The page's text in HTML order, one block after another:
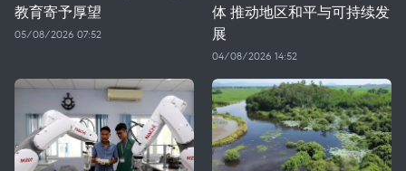
教育寄予厚望
05/08/2026 07:52
体 推动地区和平与可持续发
展
04/08/2026 14:52